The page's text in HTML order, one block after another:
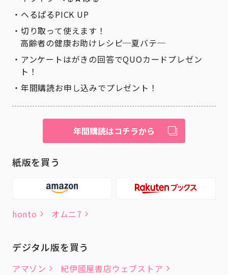
へるぱるPICK UP
切り取って使えます！
高齢者の健康お助けレシピ─夏バテ─
アンケートはがきの回答でQUOカードプレゼン
ト！
年間購読お申し込みでプレゼント！
年間購読はコチラから
紙版を買う
honto オムニ7
デジタル版を買う
アマゾン
紀伊國屋書店ウェブストア